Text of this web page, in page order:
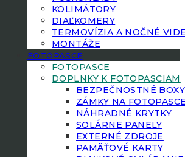
KOLIMÁTORY
DIAĽKOMERY
TERMOVÍZIA A NOČNÉ
MONTÁŽE
FOTOPASCE
FOTOPASCE
DOPLNKY K FOTOPASCIAM
BEZPEČNOSTNÉ BOXY
ZÁMKY NA
NÁHRADNÉ KRYTKY
SOLÁRNE PANELY
EXTERNÉ ZDROJE
PAMÄŤOVÉ KARTY